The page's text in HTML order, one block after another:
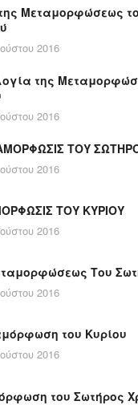
Μεταμορφώσεως
2016
της
2016
ΤΟΥ
2016
ΤΟΥ ΚΥΡΙΟΥ
2016
Του
2016
του Κυρίου
2016
του Σωτήρος